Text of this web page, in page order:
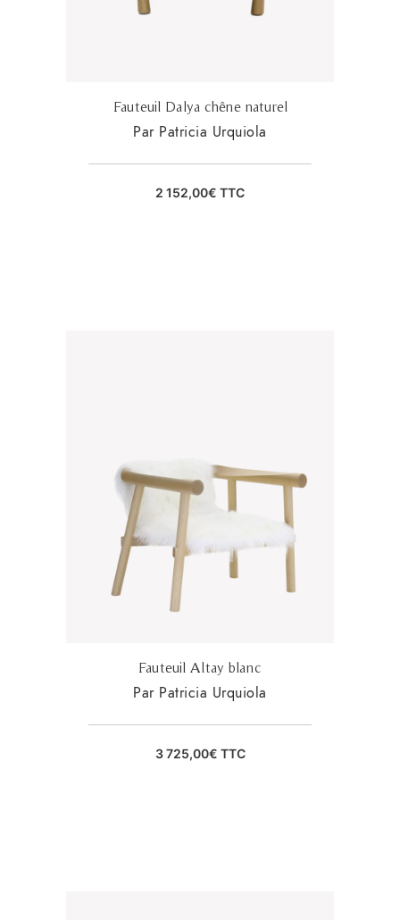
Fauteuil Dalya chêne naturel
Par Patricia Urquiola
2 152,00€ TTC
Fauteuil Altay blanc
Par Patricia Urquiola
3 725,00€ TTC